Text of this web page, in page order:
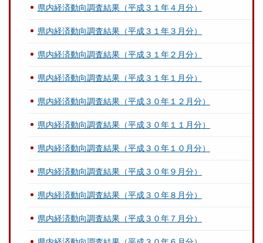
県内経済動向調査結果（平成３１年４月分）
県内経済動向調査結果（平成３１年３月分）
県内経済動向調査結果（平成３１年２月分）
県内経済動向調査結果（平成３１年１月分）
県内経済動向調査結果（平成３０年１２月分）
県内経済動向調査結果（平成３０年１１月分）
県内経済動向調査結果（平成３０年１０月分）
県内経済動向調査結果（平成３０年９月分）
県内経済動向調査結果（平成３０年８月分）
県内経済動向調査結果（平成３０年７月分）